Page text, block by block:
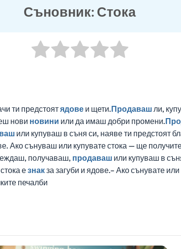
Съновник: Стока
ти предстоятядове и щети.Продаваш ли,
нови новини или да имаш добри промени.
или купуваш в съня си, наяве ти предстоят
Ако сънуваш или купувате стока — ще
получаваш, продаваш или купуваш в
езнакза загуби и ядове.– Ако сънувате
печалби